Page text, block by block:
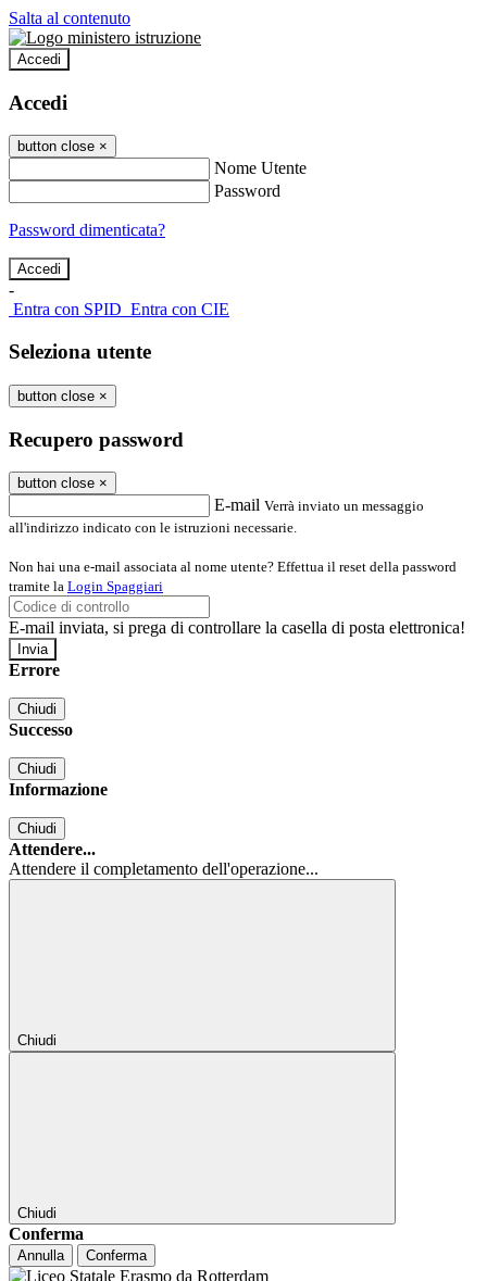
Salta al contenuto
Accedi
Accedi
button close ×
Nome Utente
Password
Password dimenticata?
-
Entra con SPID Entra con CIE
Seleziona utente
button close ×
Recupero password
button close ×
E-mail Verrà inviato un messaggio
all'indirizzo indicato con le istruzioni necessarie.
Non hai una e-mail associata al nome utente? Effettua il reset della password
tramite la Login Spaggiari
E-mail inviata, si prega di controllare la casella di posta elettronica!
Errore
Chiudi
Successo
Chiudi
Informazione
Chiudi
Attendere...
Attendere il completamento dell'operazione...
Chiudi
Chiudi
Conferma
Annulla Conferma